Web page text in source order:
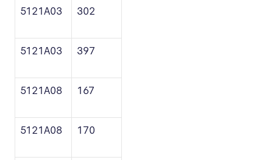
5121A03 302
5121A03 397
5121A08 167
5121A08 170